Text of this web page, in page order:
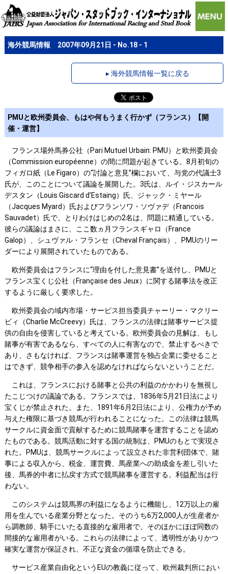
海外競馬情報 2007年09月21日 - No.18 - 1
▸ 海外競馬情報一覧に戻る
PMUと欧州委員会、もはや何もうまく行かず（フランス）【開
催・運営】
フランス場外馬券公社（Pari Mutuel Urbain: PMU）と欧州委員会
（Commission européenne）の間に問題が起きている。8月初旬の
フィガロ紙（Le Figaro）の“討論と意見”欄において、与党の代議士3
氏が、このことについて議論を展開した。3氏は、ルイ・ジスカール
デスタン（Louis Giscard d’Estaing）氏、ジャック・ミヤール
（Jacques Myard）氏およびフランソワ・ソヴァデ（Francois
Sauvadet）氏で、とりわけはじめの2名は、問題に精通している。
彼らの議論はまさに、ここ数ヵ月フランスギャロ（France
Galop）、シュヴァル・フランセ（Cheval Français）、PMUのリー
ダーにより展開されていたものである。
欧州委員会はフランスに“理由を付した意見書”を送付し、PMUと
フランス宝くじ公社（Française des Jeux）に関する賭事法を改正
するように厳しく要求した。
欧州委員会の域内市場・サービス担当委員チャーリー・マクリー
ビィ（Charlie McCreevy）氏は、フランスの法律は賭事サービス提
供の自由を侵害していると考えている。欧州委員会の見解は、もし
賭事が有害であるなら、すべての人に有害なので、禁止するべきで
あり、さもなければ、フランスは賭事運営を独占企業に委せること
はできず、競争相手の参入を認めなければならないということだ。
これは、フランスにおける賭事と公共の利益のかかわりを無視し
たこじつけの議論である。フランスでは、1836年5月21日法により
宝くじが禁止された。また、1891年6月2日法により、公権力が予め
与えた権限に基づき競馬が行われることになった。この法律は競馬
サークルに資金面で貢献するために競馬賭事を運営することを認め
たものである。競馬活動に対する国の統制は、PMUのもとで実現さ
れた。PMUは、競馬サークルによって設立された非営利団体で、賭
事による収入から、税金、運営費、馬産業への助成金を差し引いた
後、馬券的中者に払戻す方式で競馬賭事を運営する。利益配当は行
わない。
このシステムは競馬界の利益になるように機能し、12万以上の雇
用を生んでいる産業分野となった。そのうち6万2,000人が生産者か
ら調教師、騎手にいたる直接的な雇用者で、そのほかにほぼ同数の
間接的な雇用者がいる。これらの法律によって、透明性がありかつ
確実な運営が保証され、不正な資金の循環を防止できる。
サービス産業自由化というEUの教義に従って、欧州裁判所におい